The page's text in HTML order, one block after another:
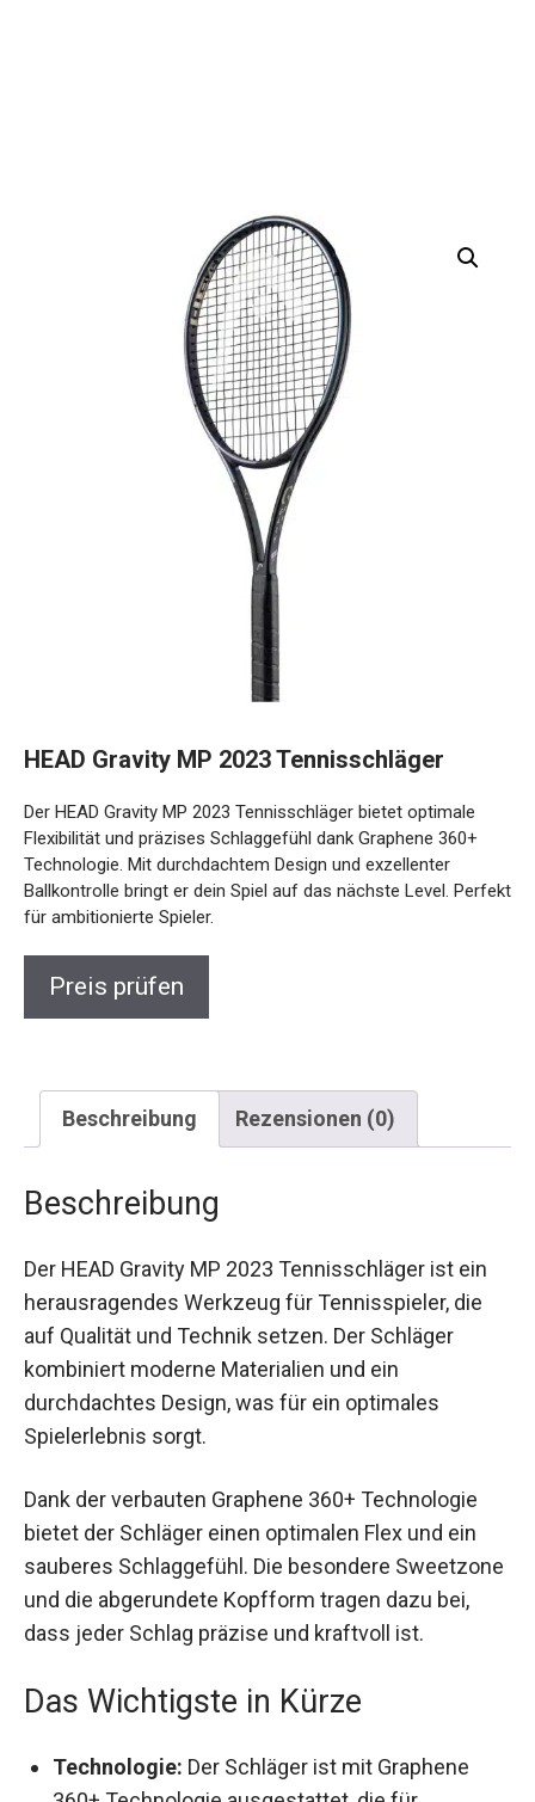
Flexibilität und präzises Schlaggefühl dank Graphene 360+
Technologie. Mit durchdachtem Design und exzellenter
Ballkontrolle bringt er dein Spiel auf das nächste Level.
Perfekt für ambitionierte Spieler.
Beschreibung Rezensionen (0)
Beschreibung
herausragendes Werkzeug für Tennisspieler, die
auf Qualität und Technik setzen. Der Schläger
kombiniert moderne Materialien und ein
durchdachtes Design, was für ein optimales
Spielerlebnis sorgt.
bietet der Schläger einen optimalen Flex und ein
sauberes Schlaggefühl. Die besondere
Sweetzone und die abgerundete Kopfform
tragen dazu bei, dass jeder Schlag präzise und
kraftvoll ist.
Das Wichtigste in Kürze
Technologie: Der Schläger ist mit Graphene